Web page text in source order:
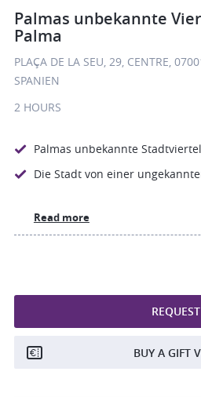
Palmas unbekannte
Palma
PLAÇA DE LA SEU, 29, CENTRE,
SPANIEN
2 HOURS
Palmas unbekannte Stadtviertel
Die Stadt von einer
Read more
REQUEST
BUY A GIFT